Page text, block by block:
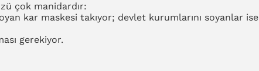
çok manidardır:
kar maskesi takıyor; devlet kurumlarını soyanlar ise
gerekiyor.